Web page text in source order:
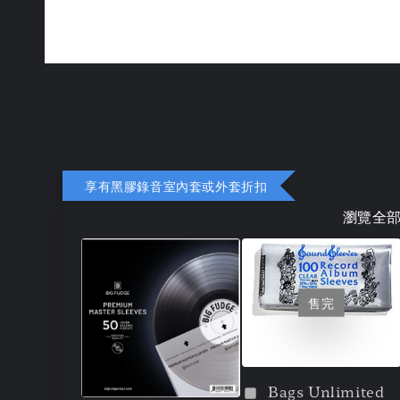
享有黑膠錄音室內套或外套折扣
瀏覽全
售完
Bags Unlimited